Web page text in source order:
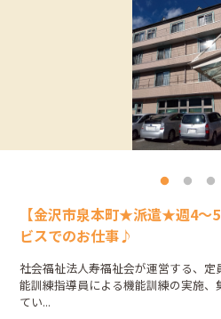
【金沢市泉本町★派遣★週4～
ビスでのお仕事♪
社会福祉法人寿福祉会が運営する、
能訓練指導員による機能訓練の実施
てい...